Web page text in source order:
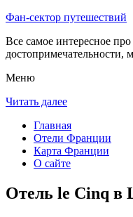
Фан-сектор путешествий
Все самое интересное
достопримечательности,
Меню
Читать далее
Главная
Отели Франции
Карта Франции
О сайте
Отель le Cinq в